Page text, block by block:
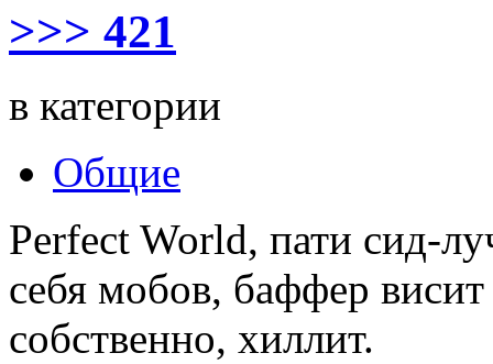
>>> 421
в категории
Общие
Perfect World, пати сид-
себя мобов, баффер
собственно, хиллит.